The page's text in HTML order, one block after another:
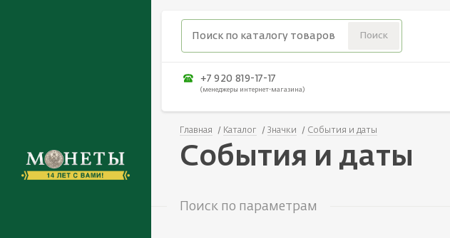
+7 920 819-17-17
(менеджеры интернет-магазина)
Главная Каталог Значки События и даты
События и даты
Поиск по параметрам